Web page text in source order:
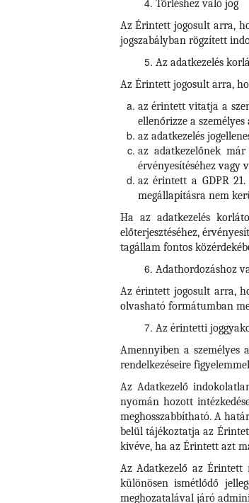
Törléshez való jog
Az Érintettjogosult arra,
jogszabályban rögzített
Az adatkezelés
Az Érintett jogosult arra,
az érintett vitatja a
ellenőrizze a
az adatkezelés
az adatkezelőnek
érvényesítéséhez vagy
az érintett a GDPR
megállapításra nem
Ha az adatkezelés
előterjesztéséhez,
tagállam fontos
Adathordozáshoz
Az érintett jogosult arra,
olvasható formátumban
Az érintetti
Amennyiben a személyes
rendelkezéseire
Az Adatkezelő
nyomán hozott
meghosszabbítható. A
belül tájékoztatja az
kivéve, ha az Érintett azt
Az Adatkezelő az Érintett
különösen ismétlődő
meghozatalával járó